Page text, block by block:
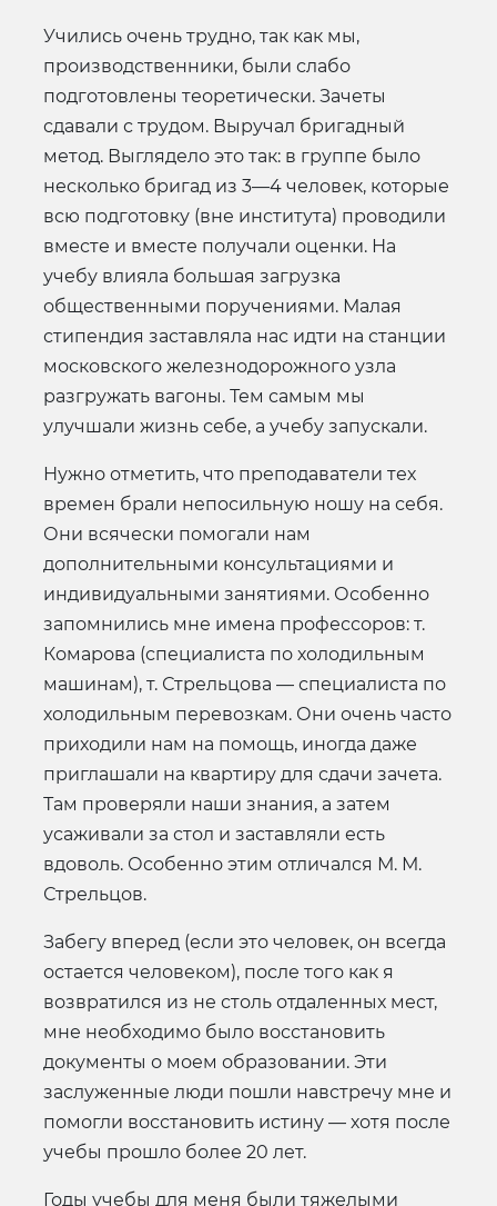
Учились очень трудно, так как мы,
производственники, были слабо
подготовлены теоретически. Зачеты
сдавали с трудом. Выручал бригадный
метод. Выглядело это так: в группе было
несколько бригад из 3—4 человек, которые
всю подготовку (вне института) проводили
вместе и вместе получали оценки. На
учебу влияла большая загрузка
общественными поручениями. Малая
стипендия заставляла нас идти на станции
московского железнодорожного узла
разгружать вагоны. Тем самым мы
улучшали жизнь себе, а учебу запускали.
Нужно отметить, что преподаватели тех
времен брали непосильную ношу на себя.
Они всячески помогали нам
дополнительными консультациями и
индивидуальными занятиями. Особенно
запомнились мне имена профессоров: т.
Комарова (специалиста по холодильным
машинам), т. Стрельцова — специалиста по
холодильным перевозкам. Они очень часто
приходили нам на помощь, иногда даже
приглашали на квартиру для сдачи зачета.
Там проверяли наши знания, а затем
усаживали за стол и заставляли есть
вдоволь. Особенно этим отличался М. М.
Стрельцов.
Забегу вперед (если это человек, он всегда
остается человеком), после того как я
возвратился из не столь отдаленных мест,
мне необходимо было восстановить
документы о моем образовании. Эти
заслуженные люди пошли навстречу мне и
помогли восстановить истину — хотя после
учебы прошло более 20 лет.
Годы учебы для меня были тяжелыми